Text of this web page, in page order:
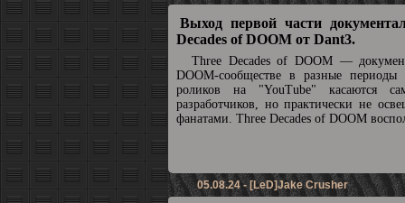
Выход первой части
Decades of DOOM от Dant3.
Three Decades of DOOM —
DOOM-сообществе в разные периоды
роликов на "YouTube" касаются
разработчиков, но практически не
фанатами. Three Decades of DOOM
05.08.24 - [LeD]Jake Crusher